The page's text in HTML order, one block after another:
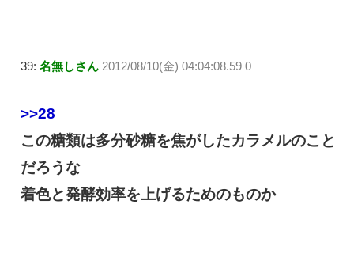
39: 名無しさん 2012/08/10(金) 04:04:08.59 0
>>28
この糖類は多分砂糖を焦がしたカラメルのこと
だろうな
着色と発酵効率を上げるためのものか